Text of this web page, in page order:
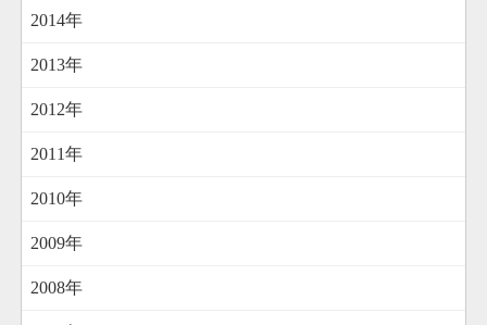
2014年
2013年
2012年
2011年
2010年
2009年
2008年